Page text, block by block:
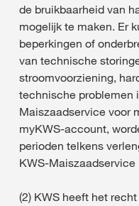
de bruikbaarheid van
mogelijk te maken. Er
beperkingen of
van technische
stroomvoorziening,
technische problemen
Maiszaadservice voor
myKWS-account,
perioden telkens
KWS-
(2) KWS heeft het